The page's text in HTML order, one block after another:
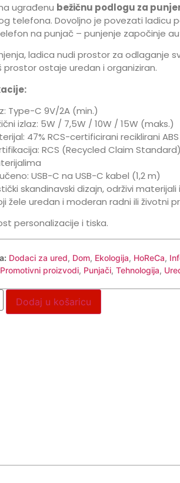
ugrađenu bežičnu podlogu za
telefona. Dovoljno je povezati ladicu
na punjač – punjenje započinje
ladica nudi prostor za odlaganje
prostor ostaje uredan i organiziran.
Type-C 9V/2A (min.)
izlaz: 5W / 7,5W / 10W / 15W (maks.)
47% RCS-certificirani reciklirani
RCS (Recycled Claim
USB-C na USB-C kabel (1,2 m)
skandinavski dizajn, održivi
žele uredan i moderan radni ili životni
personalizacije i tiska.
Dodaci za ured, Dom, Ekologija, HoReCa,
Promotivni proizvodi, Punjači, Tehnologija,
Dodaj u košaricu